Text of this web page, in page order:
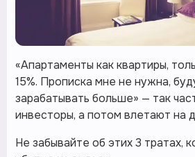
«Апартаменты как квартиры,
15%. Прописка мне не нужна,
зарабатывать больше» — так
инвесторы, а потом влетают на
Не забывайте об этих 3 тратах,